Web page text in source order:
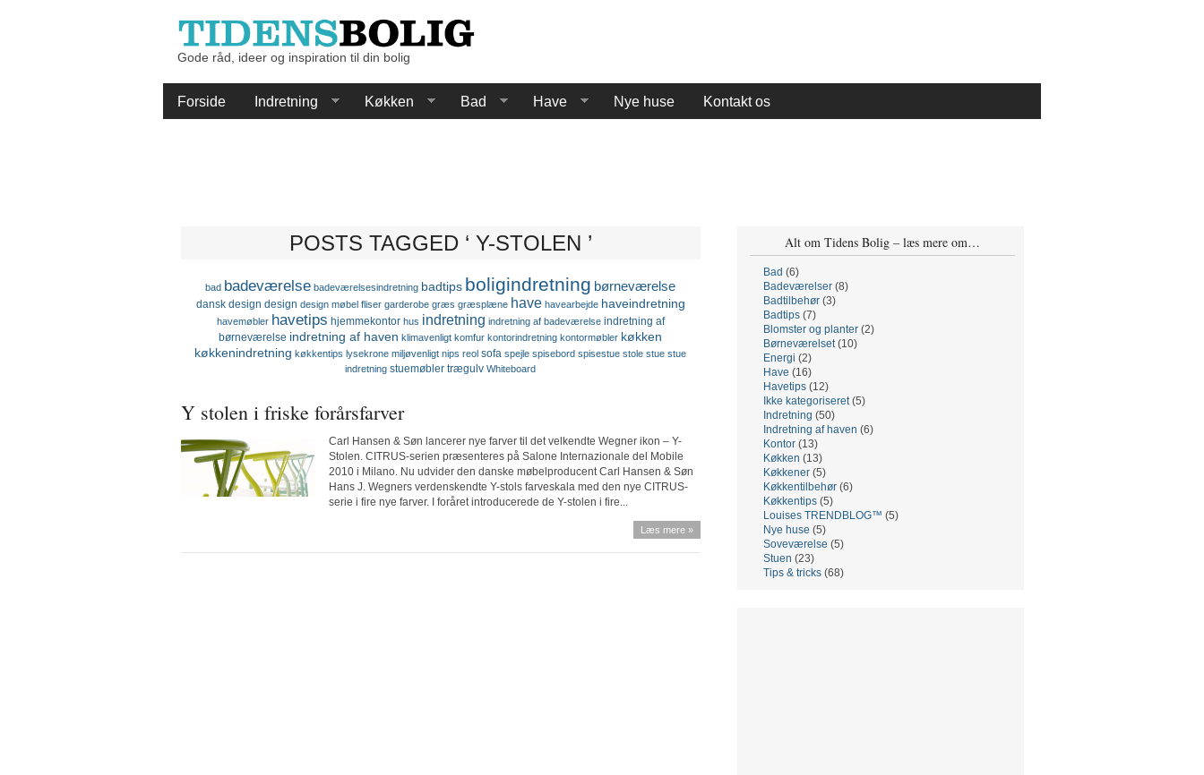
Gode råd, ideer og inspiration til din bolig
Forside Indretning Køkken Bad Have Nye huse Kontakt os
POSTS TAGGED ‘ Y-STOLEN ’
bad badeværelse badeværelsesindretning badtips boligindretning børneværelse
dansk design design design møbel fliser garderobe græs græsplæne have havearbejde haveindretning
havemøbler havetips hjemmekontor hus indretning indretning af badeværelse indretning af
børneværelse indretning af haven klimavenligt komfur kontorindretning kontormøbler køkken
køkkenindretning køkkentips lysekrone miljøvenligt nips reol sofa spejle spisebord spisestue stole stue stue
indretning stuemøbler trægulv Whiteboard
Y stolen i friske forårsfarver
Carl Hansen & Søn lancerer nye farver til det velkendte Wegner ikon – Y-
Stolen. CITRUS-serien præsenteres på Salone Internazionale del Mobile
2010 i Milano. Nu udvider den danske møbelproducent Carl Hansen & Søn
Hans J. Wegners verdenskendte Y-stols farveskala med den nye CITRUS-
serie i fire nye farver. I foråret introducerede de Y-stolen i fire...
Læs mere »
Alt om Tidens Bolig – læs mere om…
Bad (6)
Badeværelser(8)
Badtilbehør(3)
Badtips(7)
Blomster og planter(2)
Børneværelset(10)
Energi (2)
Have (16)
Havetips(12)
Ikke kategoriseret(5)
Indretning (50)
Indretning af haven (6)
Kontor(13)
Køkken (13)
Køkkener(5)
Køkkentilbehør(6)
Køkkentips(5)
Louises TRENDBLOG™ (5)
Nye huse (5)
Soveværelse (5)
Stuen (23)
Tips & tricks(68)